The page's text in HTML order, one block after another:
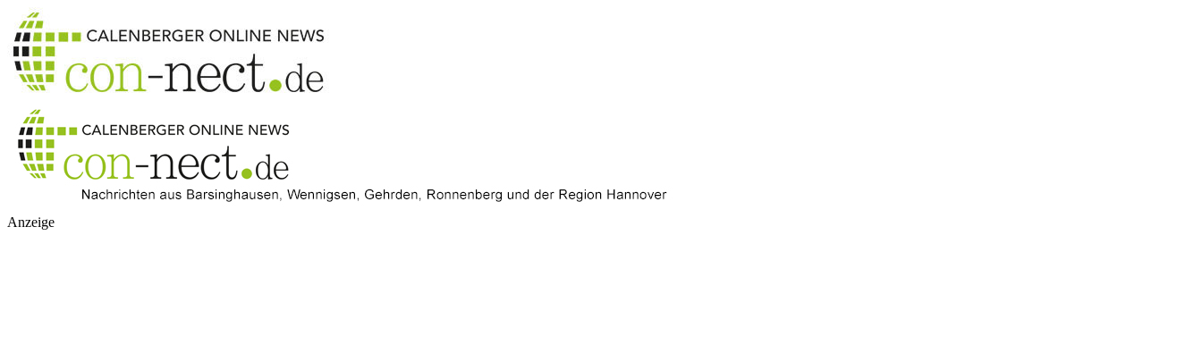
Anzeige